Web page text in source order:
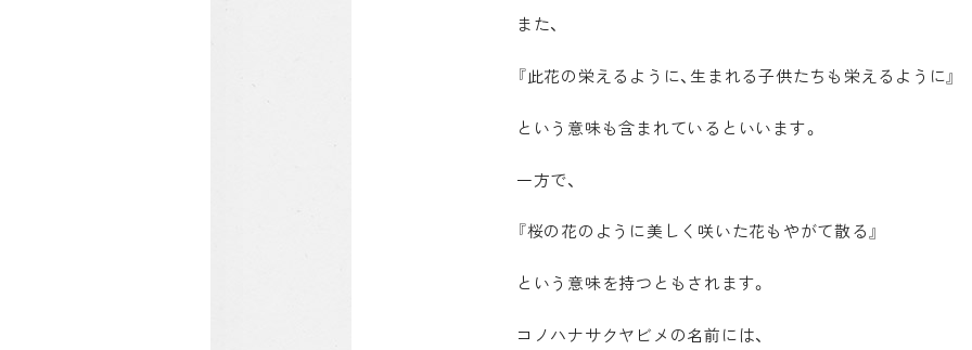
また、
『此花の栄えるように、生まれる子供たちも栄えるように』
という意味も含まれているといいます。
一方で、
『桜の花のように美しく咲いた花もやがて散る』
という意味を持つともされます。
コノハナサクヤビメの名前には、